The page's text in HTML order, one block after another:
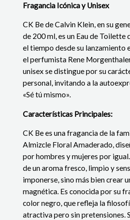
Fragancia Icónica y Unisex
CK Be de Calvin Klein, en su
de 200 ml, es un Eau de Toilette
el tiempo desde su lanzamiento
el perfumista Rene
unisex se distingue por su
personal, invitando a la
«Sé tú mismo».
Características Principales:
CK Be es una fragancia de la
Almizcle Floral Amaderado,
por hombres y mujeres por
de un aroma fresco, limpio y
imponerse, sino más bien crear
magnética. Es conocida por su
color negro, que refleja la
atractiva pero sin pretensiones.